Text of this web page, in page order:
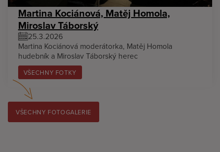
Martina Kociánová, Matěj Homola,
Miroslav Táborský
25.3.2026
Martina Kociánová moderátorka, Matěj Homola
hudebník a Miroslav Táborský herec
VŠECHNY FOTKY
VŠECHNY FOTOGALERIE